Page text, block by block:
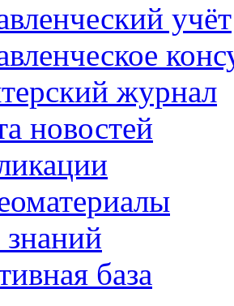
учёт
журнал
новостей
знаний
база